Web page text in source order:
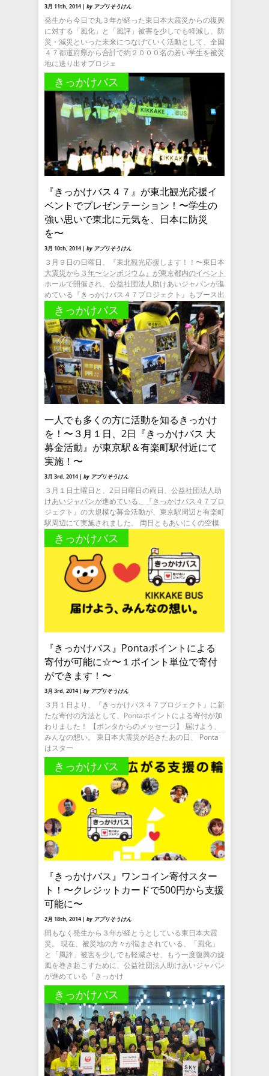
3月 11th, 2014 | by アプリそうけん
発生から今日で丸３年が経った東日本大震災からの復興
に対する「風化」と「風評」被害を少しでも軽減し、防
災・減災といった未来につなげていく活動として、全国
４７都道府県から合計で約２０００名の若い学生を被災
地に送り出すプロジェ
きっかけバス
『きっかけバス４７』が東北観光応援イ
ベントでプレゼンテーション！〜学生の
強い思いで東北に元気を、日本に防災
を〜
3月 10th, 2014 | by アプリそうけん
３月９日の日曜日、『東北観光応援します！！〜東日本
大震災から３年〜シンポジウム』が東京都内のイベント
ホールで開催され、公益社団法人助けあいジャパンが進
めている『きっかけバス４７プロジェクト』もブース出
展とプレゼンテーショ
きっかけバス
一人でも多くの方に活動を知るきっかけ
を！〜３月１日、2日『きっかけバス 大
募金活動』が東京駅＆有楽町駅付近にて
実施！〜
3月 3rd, 2014 | by アプリそうけん
３月１日土曜日と、2日日曜日の両日、公益社団法人助
けあいジャパンが進めている、『きっかけバス４７プロ
ジェクト』の大規模な募金活動が、東京駅周辺と有楽町
駅周辺にて実施されました。 両日ともあいにくの空模
様となり、気温も低い
きっかけバス
『きっかけバス』Pontaポイントによる
寄付が可能に☆〜１ポイント単位で寄付
ができます！〜
3月 3rd, 2014 | by アプリそうけん
３月１日より、『きっかけバス４７プロジェクト』に新
たな寄付の方法として、Pontaポイントによる寄付が加
わりました！ 【ポンタからのメッセージ】 届けよう、
みんなの想い。 東日本大震災が起きたあの日、 Ponta
はスター
きっかけバス
『きっかけバス』ワンコイン寄付スター
ト！〜クレジットカードで500円から支援
可能に〜
2月 18th, 2014 | by アプリそうけん
間もなく発生から３年が経とうとしている東日本大震
災。 現在、被災地の方々が悩まされている、「風化」
と「風評」被害を少しでも軽減させ、もう一度復興の旋
風を巻き起こすために、公益社団法人助けあいジャパン
が進めている『きっかけ
きっかけバス